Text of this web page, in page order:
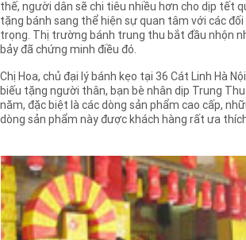
thế, người dân sẽ chi tiêu nhiều hơn cho dịp tết
tặng bánh sang thể hiện sự quan tâm với các
trọng. Thị trường bánh trung thu bắt đầu nhộn
bảy đã chứng minh điều đó.
Chị Hoa, chủ đại lý bánh kẹo tại 36 Cát Linh Hà
biếu tặng người thân, bạn bè nhân dịp Trung
năm, đặc biệt là các dòng sản phẩm cao cấp,
dòng sản phẩm này được khách hàng rất ưa